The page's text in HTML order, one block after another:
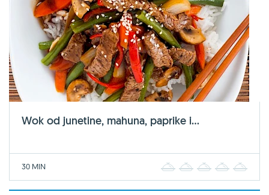
Wok od junetine, mahuna, paprike i...
30 MIN 2 3 4